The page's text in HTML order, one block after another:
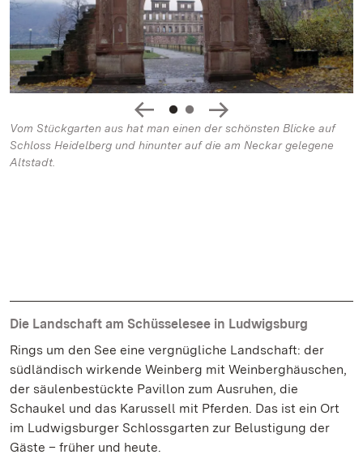
Vom Stückgarten aus hat man einen der schönsten Blicke auf
Schloss Heidelberg und hinunter auf die am Neckar gelegene
Altstadt.
Die Landschaft am Schüsselesee in Ludwigsburg
Rings um den See eine vergnügliche Landschaft: der
südländisch wirkende Weinberg mit Weinberghäuschen,
der säulenbestückte Pavillon zum Ausruhen, die
Schaukel und das Karussell mit Pferden. Das ist ein Ort
im Ludwigsburger Schlossgarten zur Belustigung der
Gäste – früher und heute.